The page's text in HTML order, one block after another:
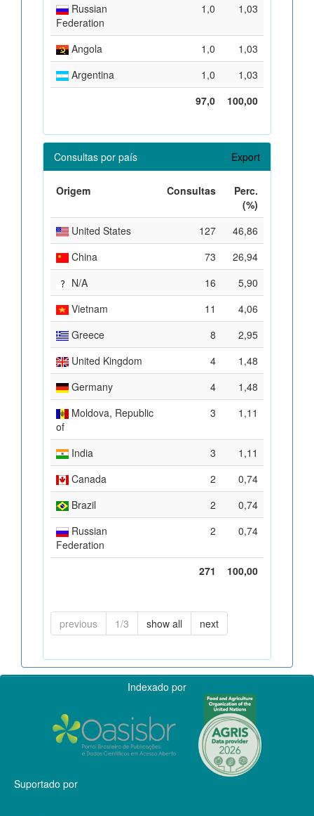
Russian
Federation
1,0 1,03
Angola 1,0
1,03
Argentina
1,0
1,03
97,0
100,00
Consultas por país Export
Origem Consultas
Perc.
(%)
United States
127
46,86
China
73
26,94
N/A
16
5,90
Vietnam
11
4,06
Greece
8
2,95
United Kingdom
4
1,48
Germany
4
1,48
Moldova, Republic
of
3 1,11
India 3
1,11
Canada
2
0,74
Brazil
2
0,74
Russian
Federation
2 0,74
271 100,00
previous 1/3 show all next
Indexado por
Suportado por